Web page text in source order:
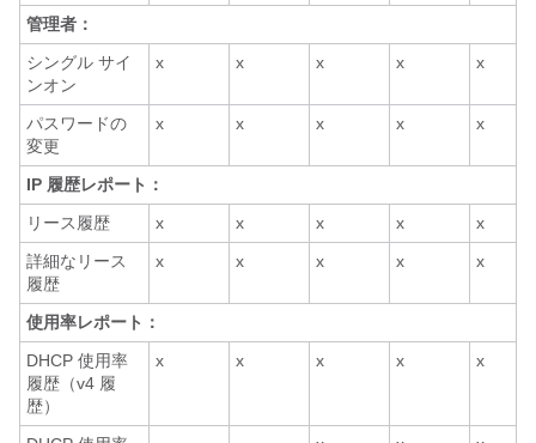
管理者：
シングル サイ
ンオン
x x x x x
パスワードの
変更
x x x x x
IP 履歴レポート：
リース履歴
x x x x
x
詳細なリース
履歴
x x x x x
使用率レポート：
DHCP 使用率
履歴（v4 履
歴）
x x x x x